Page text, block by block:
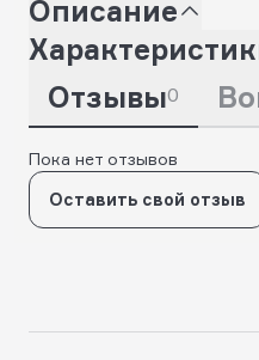
Описание
Отзывы0
Пока нет отзывов
Оставить свой отзыв